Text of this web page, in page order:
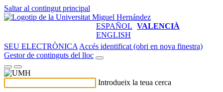
Saltar al contingut principal
ESPAÑOL VALENCIÀ
ENGLISH
SEU ELECTRÒNICA Accés identificat (obri en nova finestra)
Gestor de continguts del lloc
Introdueix la teua cerca